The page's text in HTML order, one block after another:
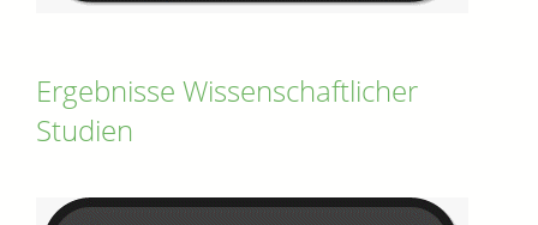
Ergebnisse Wissenschaftlicher
Studien